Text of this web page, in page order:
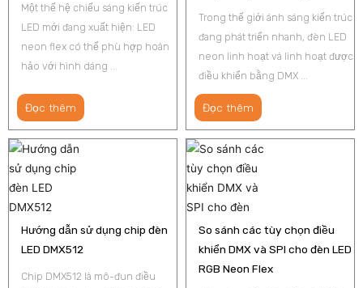
Một thế hệ chiếu sáng kiến trúc
LED mới đang xuất hiện: LED
neon flex có thể phù hợp hoàn
hảo với hình dáng ...
Đọc thêm
Trong thế giới ánh sáng kiến trúc
đang phát triển nhanh, đèn LED
neon linh hoạt và linh hoạt được
điều khiển bằng DMX ...
Đọc thêm
Hướng dẫn sử dụng chip đèn
LED DMX512
Chip DMX512 là mô-đun điều
So sánh các tùy chọn điều
khiển DMX và SPI cho đèn LED
RGB Neon Flex